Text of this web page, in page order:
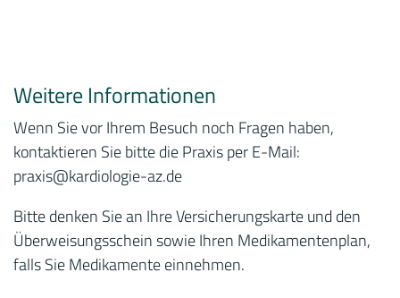
Weitere Informationen
Wenn Sie vor Ihrem Besuch noch Fragen haben,
kontaktieren Sie bitte die Praxis per E-Mail:
praxis@kardiologie-az.de
Bitte denken Sie an Ihre Versicherungskarte und den
Überweisungsschein sowie Ihren Medikamentenplan,
falls Sie Medikamente einnehmen.